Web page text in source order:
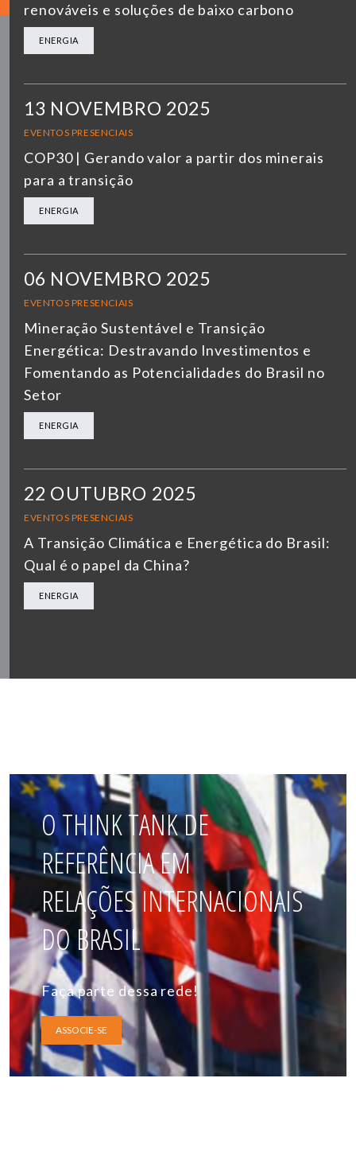
renováveis e soluções de baixo carbono
ENERGIA
13 NOVEMBRO 2025
EVENTOS PRESENCIAIS
COP30 | Gerando valor a partir dos minerais
para a transição
ENERGIA
06 NOVEMBRO 2025
EVENTOS PRESENCIAIS
Mineração Sustentável e Transição
Energética: Destravando Investimentos e
Fomentando as Potencialidades do Brasil no
Setor
ENERGIA
22 OUTUBRO 2025
EVENTOS PRESENCIAIS
A Transição Climática e Energética do Brasil:
Qual é o papel da China?
ENERGIA
O THINK TANK DE
REFERÊNCIA EM
RELAÇÕES INTERNACIONAIS
DO BRASIL
Faça parte dessa rede!
ASSOCIE-SE